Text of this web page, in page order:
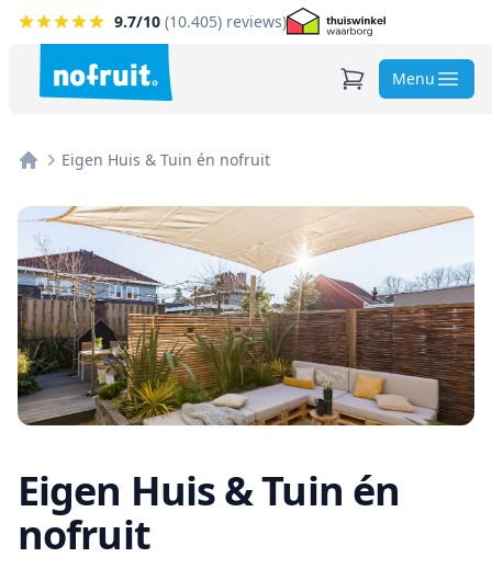
9.7/10 (10.405) reviews)
Menu
Eigen Huis & Tuin én nofruit
Eigen Huis & Tuin én
nofruit